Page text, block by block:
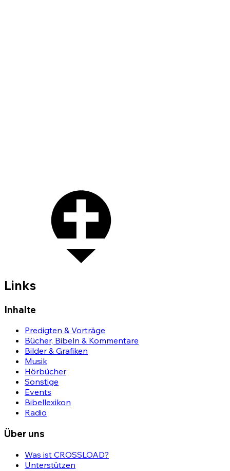
Links
Inhalte
Predigten & Vorträge
Bücher, Bibeln & Kommentare
Bilder & Grafiken
Musik
Hörbücher
Sonstige
Events
Bibellexikon
Radio
Über uns
Was ist CROSSLOAD?
Unterstützen